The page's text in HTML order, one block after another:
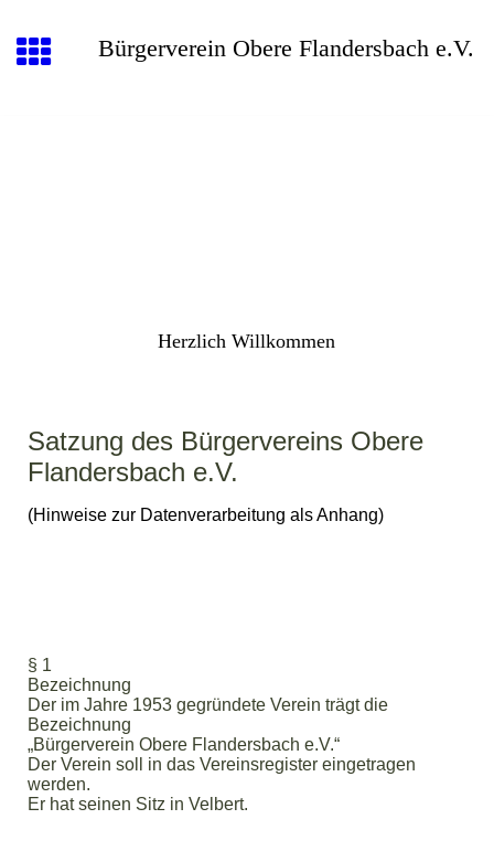
Bürgerverein Obere Flandersbach e.V.
Herzlich Willkommen
Satzung des Bürgervereins Obere
Flandersbach e.V.
(Hinweise zur Datenverarbeitung als Anhang)
§ 1
Bezeichnung
Der im Jahre 1953 gegründete Verein trägt die
Bezeichnung
„Bürgerverein Obere Flandersbach e.V.“
Der Verein soll in das Vereinsregister eingetragen
werden.
Er hat seinen Sitz in Velbert.